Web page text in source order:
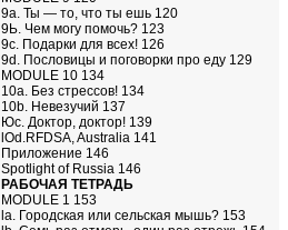
9а. Ты — то, что ты ешь 120
9Ь. Чем могу помочь? 123
9с. Подарки для всех! 126
9d. Пословицы и поговорки про еду 129
MODULE 10 134
10a. Без стрессов! 134
10b. Невезучий 137
Юс. Доктор, доктор! 139
lOd.RFDSA, Australia 141
Приложение 146
Spotlight of Russia 146
РАБОЧАЯ ТЕТРАДЬ
MODULE 1 153
la. Городская или сельская мышь? 153